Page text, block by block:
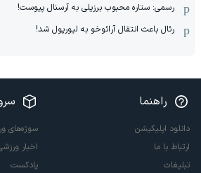
رسمی: ستاره محبوب برزیلی به آرسنال پیوست!
رئال باعث انتقال آرائوخو به لیورپول شد!
راهنما
دانلود اپلیکیشن
ارتباط با ما
تبلیغات
سوژه‌های
اخبار
پادکست